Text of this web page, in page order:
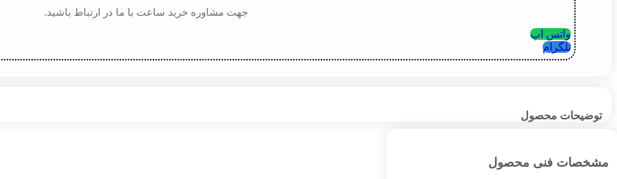
جهت مشاوره خرید ساعت با ما در ارتباط باشید.
واتس اپ
تلگرام
توضیحات محصول
مشخصات فنی محصول